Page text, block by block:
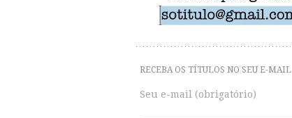
RECEBA OS TÍTULOS NO SEU E-MAIL
Seu e-mail (obrigatório)